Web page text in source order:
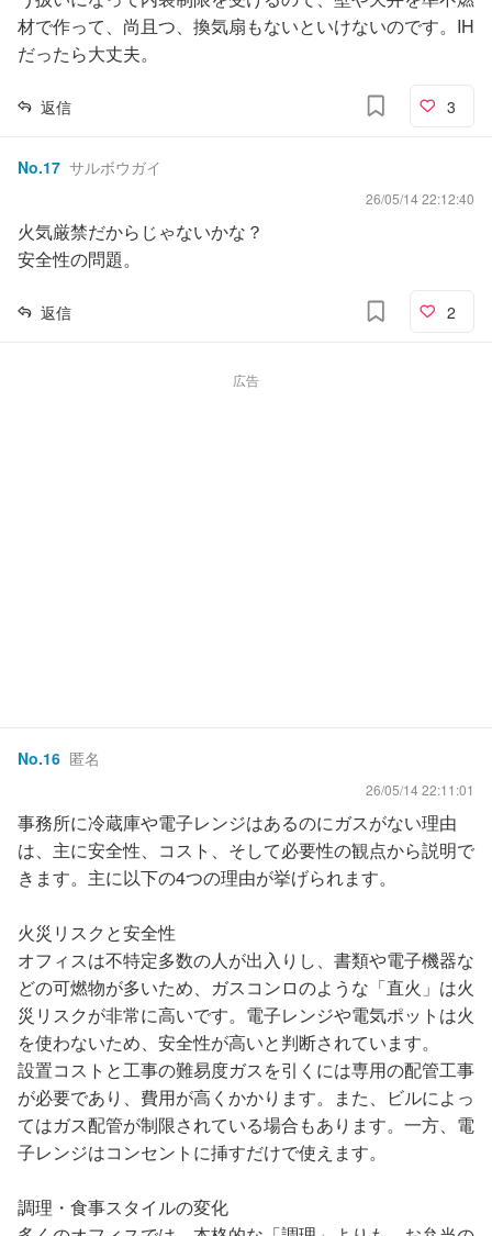
材で作って、尚且つ、換気扇もないといけないのです。IH
だったら大丈夫。
返信 3
No.17 サルボウガイ
26/05/14 22:12:40
火気厳禁だからじゃないかな？
安全性の問題。
返信 2
広告
No.16 匿名
26/05/14 22:11:01
事務所に冷蔵庫や電子レンジはあるのにガスがない理由
は、主に安全性、コスト、そして必要性の観点から説明で
きます。主に以下の4つの理由が挙げられます。
火災リスクと安全性
オフィスは不特定多数の人が出入りし、書類や電子機器な
どの可燃物が多いため、ガスコンロのような「直火」は火
災リスクが非常に高いです。電子レンジや電気ポットは火
を使わないため、安全性が高いと判断されています。
設置コストと工事の難易度ガスを引くには専用の配管工事
が必要であり、費用が高くかかります。また、ビルによっ
てはガス配管が制限されている場合もあります。一方、電
子レンジはコンセントに挿すだけで使えます。
調理・食事スタイルの変化